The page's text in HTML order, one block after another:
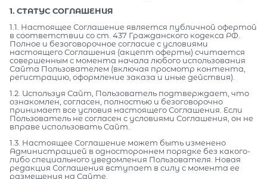
1. СТАТУС СОГЛАШЕНИЯ
1.1. Настоящее Соглашение является публичной офертой
в соответствии со ст. 437 Гражданского кодекса РФ.
Полное и безоговорочное согласие с условиями
настоящего Соглашения (акцепт оферты) считается
совершенным с момента начала любого использования
Сайта Пользователем (включая просмотр контента,
регистрацию, оформление заказа и иные действия).
1.2. Используя Сайт, Пользователь подтверждает, что
ознакомлен, согласен, полностью и безоговорочно
принимает все условия настоящего Соглашения. Если
Пользователь не согласен с условиями Соглашения, он не
вправе использовать Сайт.
1.3. Настоящее Соглашение может быть изменено
Администрацией в одностороннем порядке без какого-
либо специального уведомления Пользователя. Новая
редакция Соглашения вступает в силу с момента ее
размещения на Сайте.